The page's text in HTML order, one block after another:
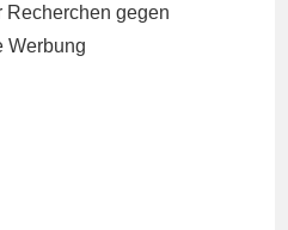
Recherchen gegen
Werbung